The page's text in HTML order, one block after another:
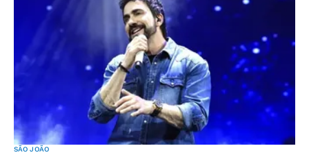
SÃO JOÃO